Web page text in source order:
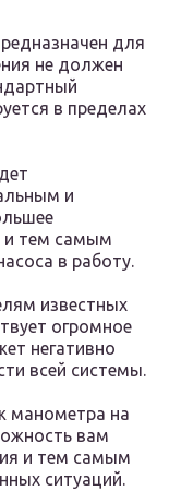
для
не должен
в пределах
и
и тем самым
в работу.
известных
огромное
негативно
всей системы.
манометра на
вам
и тем самым
ситуаций.